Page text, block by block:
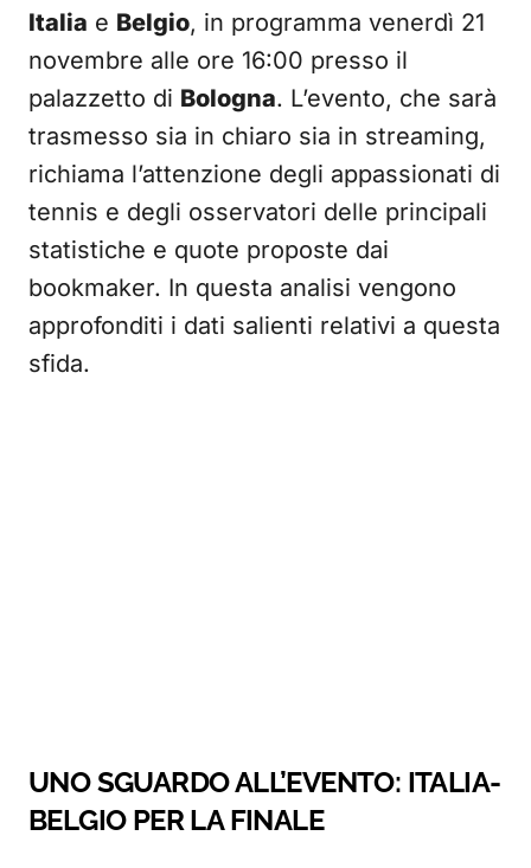
Italia e Belgio, in programma venerdì 21
novembre alle ore 16:00 presso il
palazzetto di Bologna. L’evento, che sarà
trasmesso sia in chiaro sia in streaming,
richiama l’attenzione degli appassionati di
tennis e degli osservatori delle principali
statistiche e quote proposte dai
bookmaker. In questa analisi vengono
approfonditi i dati salienti relativi a questa
sfida.
UNO SGUARDO ALL’EVENTO: ITALIA-
BELGIO PER LA FINALE